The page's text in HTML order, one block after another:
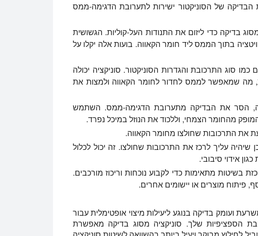
של הסוניקטור ישירות לתערובת הדגימה-ממס
בדיקה כדי ליזום את התנודות העל-קוליות. הגשושית
בתוך הממס ליד חומר הקאווה. בועות אלה יקלו על
כמו סוג התרכובת והגדרות הסוניקטור. סוניקציה יכולה
מה שמאפשר לממס לחדור לחומר הקאווה ולמצות את
הסר את הבדיקה מתערובת הדגימה-ממס. השתמש
מהחומר הצמחי, וללכוד את הנוזל במיכל נפרד.
את התרכובות שחולצו מחומר הקאווה.
עליך לרכז את התרכובות שחולצו. זה יכול לכלול
אידוי סיבובי.
בשיטות מתאימות כדי לקבוע נוכחות וריכוז מורכבים.
מוצרים או יישומים אחרים.
ועומק בדיקה בנוגע ליעילות מיצוי אופטימלית עבור
הספציפיות שלך. סוניקציה מסוג בדיקה מאפשרת